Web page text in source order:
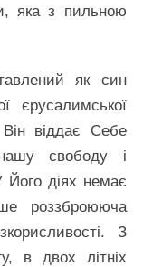
яка з пильною
як син
єрусалимської
віддає Себе
свободу і
Його діях немає
роззброююча
З
в двох літніх